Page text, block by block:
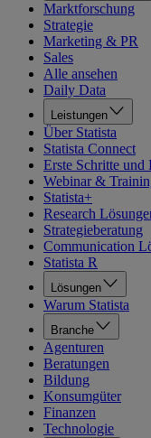
Marktforschung
Strategie
Marketing & PR
Sales
Alle ansehen
Daily Data
Leistungen
Über Statista
Statista Connect
Erste Schritte und
Webinar &
Statista+
Research
Strategieberatung
Communication
Statista R
Lösungen
Warum Statista
Branche
Agenturen
Beratungen
Bildung
Konsumgüter
Finanzen
Technologie